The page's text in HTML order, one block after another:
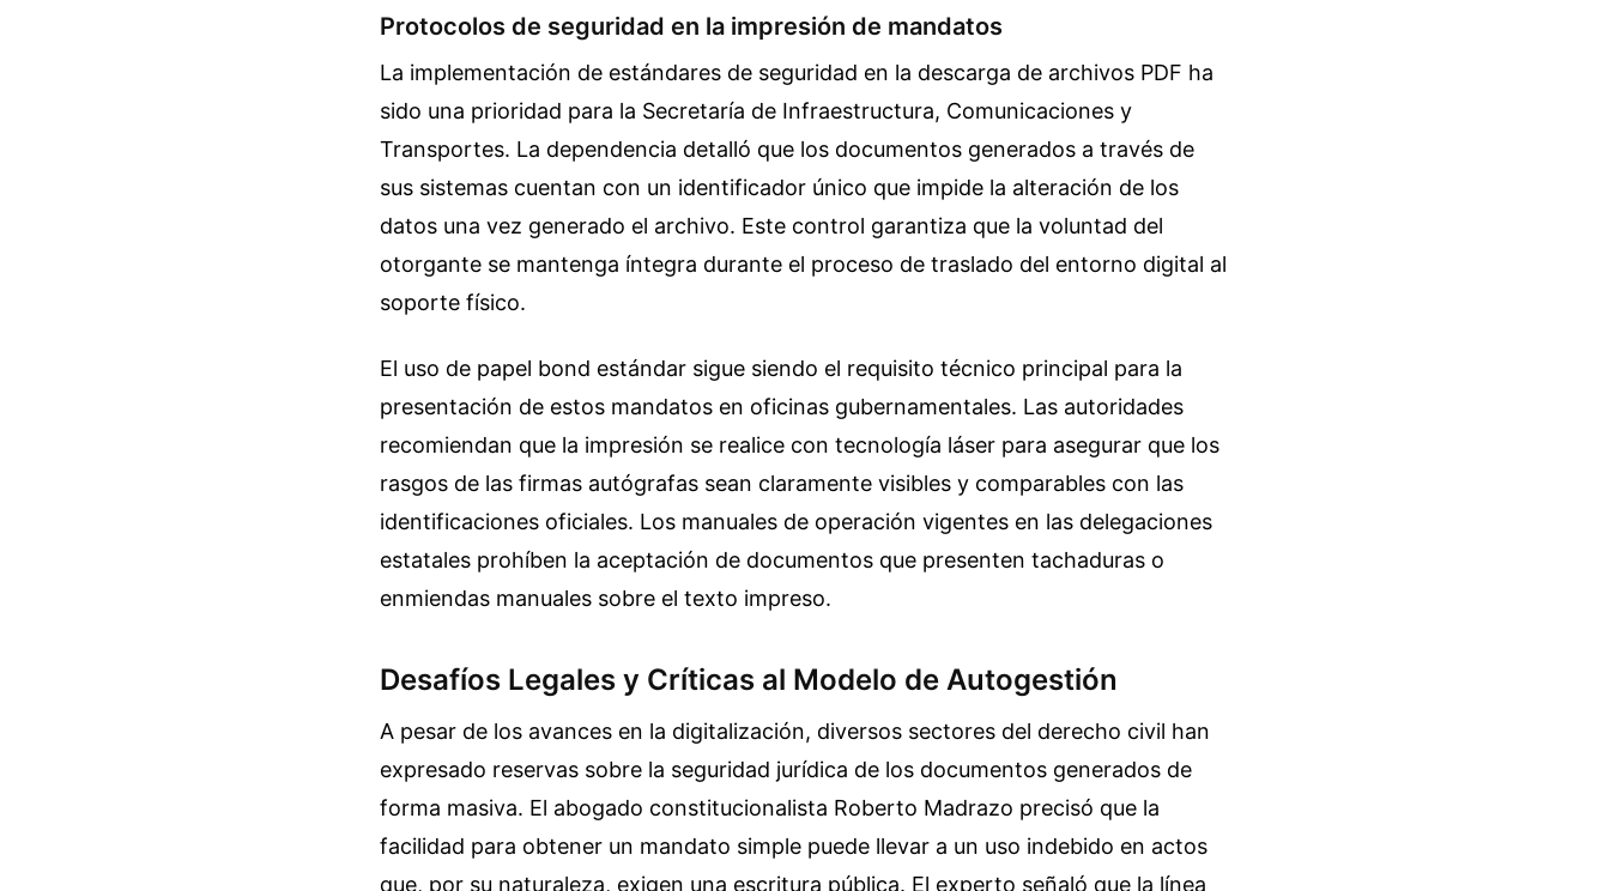
Protocolos de seguridad en la impresión de mandatos
La implementación de estándares de seguridad en la descarga de archivos PDF ha
sido una prioridad para la Secretaría de Infraestructura, Comunicaciones y
Transportes. La dependencia detalló que los documentos generados a través de
sus sistemas cuentan con un identificador único que impide la alteración de los
datos una vez generado el archivo. Este control garantiza que la voluntad del
otorgante se mantenga íntegra durante el proceso de traslado del entorno digital al
soporte físico.
El uso de papel bond estándar sigue siendo el requisito técnico principal para la
presentación de estos mandatos en oficinas gubernamentales. Las autoridades
recomiendan que la impresión se realice con tecnología láser para asegurar que los
rasgos de las firmas autógrafas sean claramente visibles y comparables con las
identificaciones oficiales. Los manuales de operación vigentes en las delegaciones
estatales prohíben la aceptación de documentos que presenten tachaduras o
enmiendas manuales sobre el texto impreso.
Desafíos Legales y Críticas al Modelo de Autogestión
A pesar de los avances en la digitalización, diversos sectores del derecho civil han
expresado reservas sobre la seguridad jurídica de los documentos generados de
forma masiva. El abogado constitucionalista Roberto Madrazo precisó que la
facilidad para obtener un mandato simple puede llevar a un uso indebido en actos
que, por su naturaleza, exigen una escritura pública. El experto señaló que la línea